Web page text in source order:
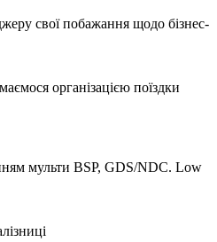
свої побажання щодо бізнес-
організацією поїздки
мульти BSP, GDS/NDC. Low